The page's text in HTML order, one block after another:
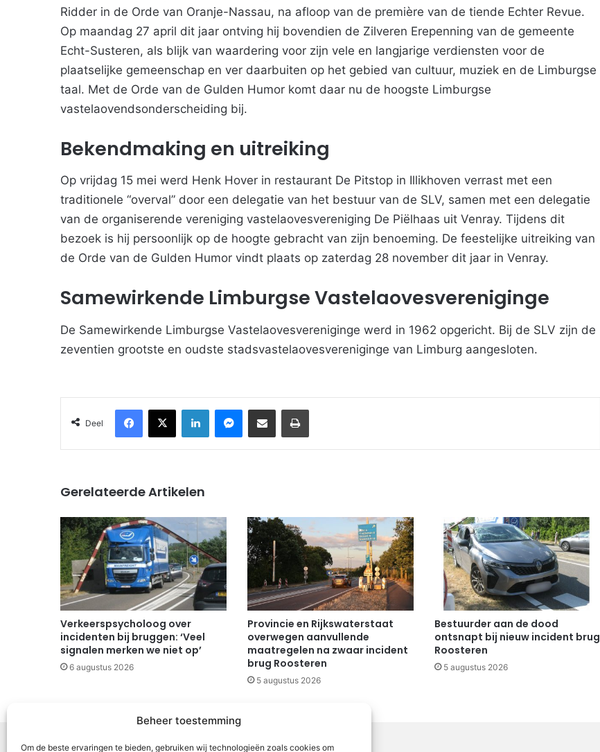
Beheer toestemming
Om de beste ervaringen te bieden, gebruiken wij technologieën zoals cookies om
Ridder in de Orde van Oranje-Nassau, na afloop van de première van de tiende Echter Revue.
Op maandag 27 april dit jaar ontving hij bovendien de Zilveren Erepenning van de gemeente
Echt-Susteren, als blijk van waardering voor zijn vele en langjarige verdiensten voor de
plaatselijke gemeenschap en ver daarbuiten op het gebied van cultuur, muziek en de Limburgse
taal. Met de Orde van de Gulden Humor komt daar nu de hoogste Limburgse
vastelaovendsonderscheiding bij.
Bekendmaking en uitreiking
Op vrijdag 15 mei werd Henk Hover in restaurant De Pitstop in Illikhoven verrast met een
traditionele “overval” door een delegatie van het bestuur van de SLV, samen met een delegatie
van de organiserende vereniging vastelaovesvereniging De Piëlhaas uit Venray. Tijdens dit
bezoek is hij persoonlijk op de hoogte gebracht van zijn benoeming. De feestelijke uitreiking van
de Orde van de Gulden Humor vindt plaats op zaterdag 28 november dit jaar in Venray.
Samewirkende Limburgse Vastelaovesvereniginge
De Samewirkende Limburgse Vastelaovesvereniginge werd in 1962 opgericht. Bij de SLV zijn de
zeventien grootste en oudste stadsvastelaovesvereniginge van Limburg aangesloten.
Deel
Facebook
X LinkedInMessenger
Deel via Email Print
Gerelateerde Artikelen
Verkeerspsycholoog over
incidenten bij bruggen: ‘Veel
signalen merken we niet op’
6 augustus 2026
Provincie en Rijkswaterstaat
overwegen aanvullende
maatregelen na zwaar incident
brug Roosteren
5 augustus 2026
Bestuurder aan de dood
ontsnapt bij nieuw incident brug
Roosteren
5 augustus 2026